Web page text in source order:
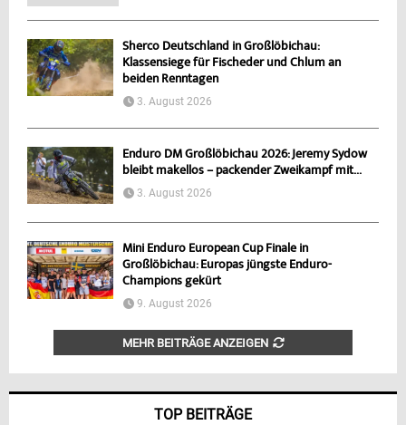
Sherco Deutschland in Großlöbichau:
Klassensiege für Fischeder und Chlum an
beiden Renntagen
3. August 2026
Enduro DM Großlöbichau 2026: Jeremy Sydow
bleibt makellos – packender Zweikampf mit...
3. August 2026
Mini Enduro European Cup Finale in
Großlöbichau: Europas jüngste Enduro-
Champions gekürt
9. August 2026
MEHR BEITRÄGE ANZEIGEN
TOP BEITRÄGE